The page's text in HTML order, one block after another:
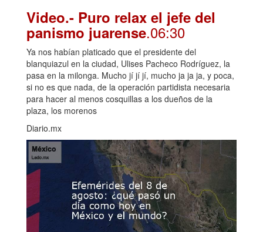
Video.- Puro relax el jefe del
panismo juarense.06:30
Ya nos habían platicado que el presidente del
blanquiazul en la ciudad, Ulises Pacheco Rodríguez, la
pasa en la milonga. Mucho jí jí jí, mucho ja ja ja, y poca,
si no es que nada, de la operación partidista necesaria
para hacer al menos cosquillas a los dueños de la
plaza, los morenos
Diario.mx